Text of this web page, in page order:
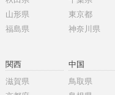
山形県
福島県
東京都
神奈川県
関西
滋賀県
中国
鳥取県